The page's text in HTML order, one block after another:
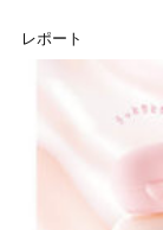
レポート